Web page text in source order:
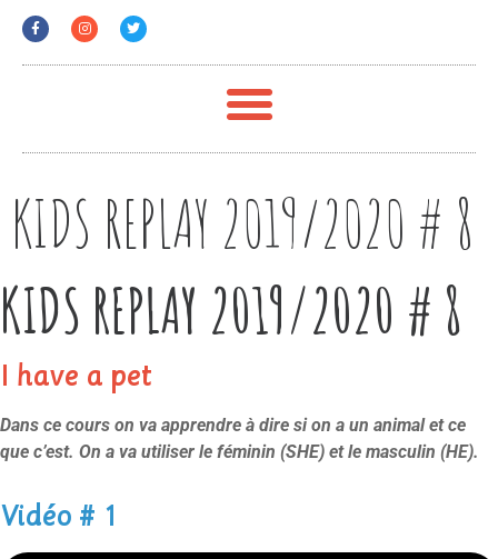
KIDS REPLAY 2019/2020 # 8
KIDS REPLAY 2019/2020 # 8
I have a pet
Dans ce cours on va apprendre à dire si on a un animal et ce
que c’est. On a va utiliser le féminin (SHE) et le masculin (HE).
Vidéo # 1